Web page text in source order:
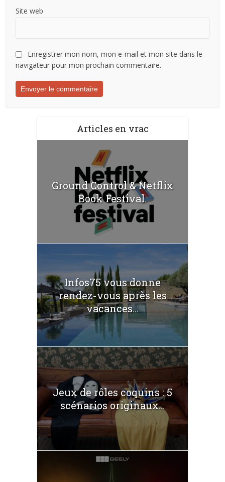
Site web
Enregistrer mon nom, mon e-mail et mon site dans le
navigateur pour mon prochain commentaire.
Articles en vrac
Ground Control & Netflix
Book Festival.
Infos75 vous donne
rendez-vous après les
vacances...
Jeux de rôles coquins : 5
scénarios originaux...